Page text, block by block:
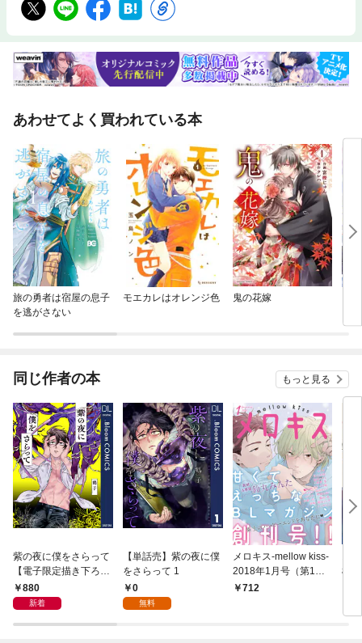
あわせてよく買われている本
旅の勇者は宿屋の息子
を逃がさない
モエカレはオレンジ色 鬼の花嫁
ラ
同じ作者の本 もっと見る
紫の夜に僕をさらって
【電子限定描き下ろし
付き】
880
新着
【単話売】紫の夜に僕
をさらって 1
0
無料
メロキス-mellow kiss-
2018年1月号（第1
号）712
様！